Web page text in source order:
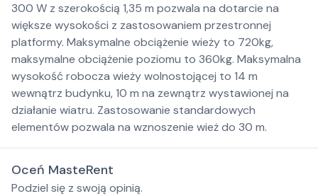
300 W z szerokością 1,35 m pozwala na dotarcie na
większe wysokości z zastosowaniem przestronnej
platformy. Maksymalne obciążenie wieży to 720kg,
maksymalne obciążenie poziomu to 360kg. Maksymalna
wysokość robocza wieży wolnostojącej to 14 m
wewnątrz budynku, 10 m na zewnątrz wystawionej na
działanie wiatru. Zastosowanie standardowych
elementów pozwala na wznoszenie wież do 30 m.
Oceń MasteRent
Podziel się z swoją opinią.